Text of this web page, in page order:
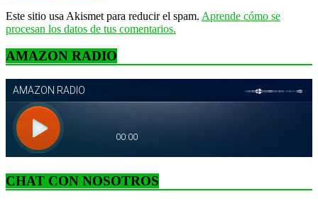
Este sitio usa Akismet para reducir el spam. Aprende cómo se
procesan los datos de tus comentarios.
AMAZON RADIO
CHAT CON NOSOTROS